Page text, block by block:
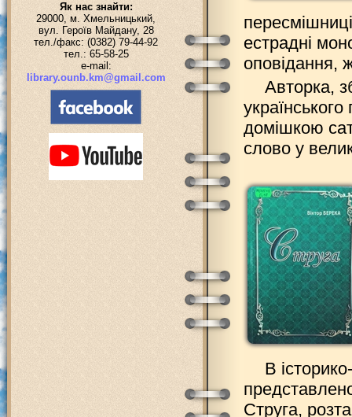
Як нас знайти:
29000, м. Хмельницький,
вул. Героїв Майдану, 28
тел./факс: (0382) 79-44-92
тел.: 65-58-25
e-mail:
library.ounb.km@gmail.com
естрадні
оповідання,
Авторка,
домішкою
слово у
В
Струга,